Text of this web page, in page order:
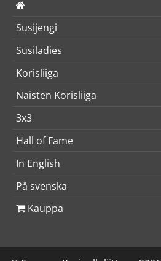
Susijengi
Susiladies
Korisliiga
Naisten Korisliiga
3x3
Hall of Fame
In English
På svenska
Kauppa